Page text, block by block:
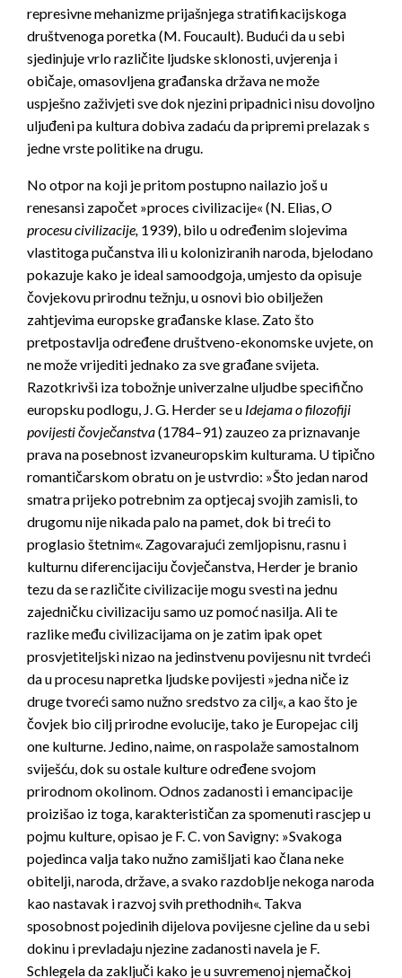
represivne mehanizme prijašnjega stratifikacijskoga
društvenoga poretka (M. Foucault). Budući da u sebi
sjedinjuje vrlo različite ljudske sklonosti, uvjerenja i
običaje, omasovljena građanska država ne može
uspješno zaživjeti sve dok njezini pripadnici nisu dovoljno
uljuđeni pa kultura dobiva zadaću da pripremi prelazak s
jedne vrste politike na drugu.
No otpor na koji je pritom postupno nailazio još u
renesansi započet »proces civilizacije« (N. Elias, O
procesu civilizacije, 1939), bilo u određenim slojevima
vlastitoga pučanstva ili u koloniziranih naroda, bjelodano
pokazuje kako je ideal samoodgoja, umjesto da opisuje
čovjekovu prirodnu težnju, u osnovi bio obilježen
zahtjevima europske građanske klase. Zato što
pretpostavlja određene društveno-ekonomske uvjete, on
ne može vrijediti jednako za sve građane svijeta.
Razotkrivši iza tobožnje univerzalne uljudbe specifično
europsku podlogu, J. G. Herder se u Idejama o filozofiji
povijesti čovječanstva(1784–91) zauzeo za priznavanje
prava na posebnost izvaneuropskim kulturama. U tipično
romantičarskom obratu on je ustvrdio: »Što jedan narod
smatra prijeko potrebnim za optjecaj svojih zamisli, to
drugomu nije nikada palo na pamet, dok bi treći to
proglasio štetnim«. Zagovarajući zemljopisnu, rasnu i
kulturnu diferencijaciju čovječanstva, Herder je branio
tezu da se različite civilizacije mogu svesti na jednu
zajedničku civilizaciju samo uz pomoć nasilja. Ali te
razlike među civilizacijama on je zatim ipak opet
prosvjetiteljski nizao na jedinstvenu povijesnu nit tvrdeći
da u procesu napretka ljudske povijesti »jedna niče iz
druge tvoreći samo nužno sredstvo za cilj«, a kao što je
čovjek bio cilj prirodne evolucije, tako je Europejac cilj
one kulturne. Jedino, naime, on raspolaže samostalnom
sviješću, dok su ostale kulture određene svojom
prirodnom okolinom. Odnos zadanosti i emancipacije
proizišao iz toga, karakterističan za spomenuti rascjep u
pojmu kulture, opisao je F. C. von Savigny: »Svakoga
pojedinca valja tako nužno zamišljati kao člana neke
obitelji, naroda, države, a svako razdoblje nekoga naroda
kao nastavak i razvoj svih prethodnih«. Takva
sposobnost pojedinih dijelova povijesne cjeline da u sebi
dokinu i prevladaju njezine zadanosti navela je F.
Schlegela da zaključi kako je u suvremenoj njemačkoj